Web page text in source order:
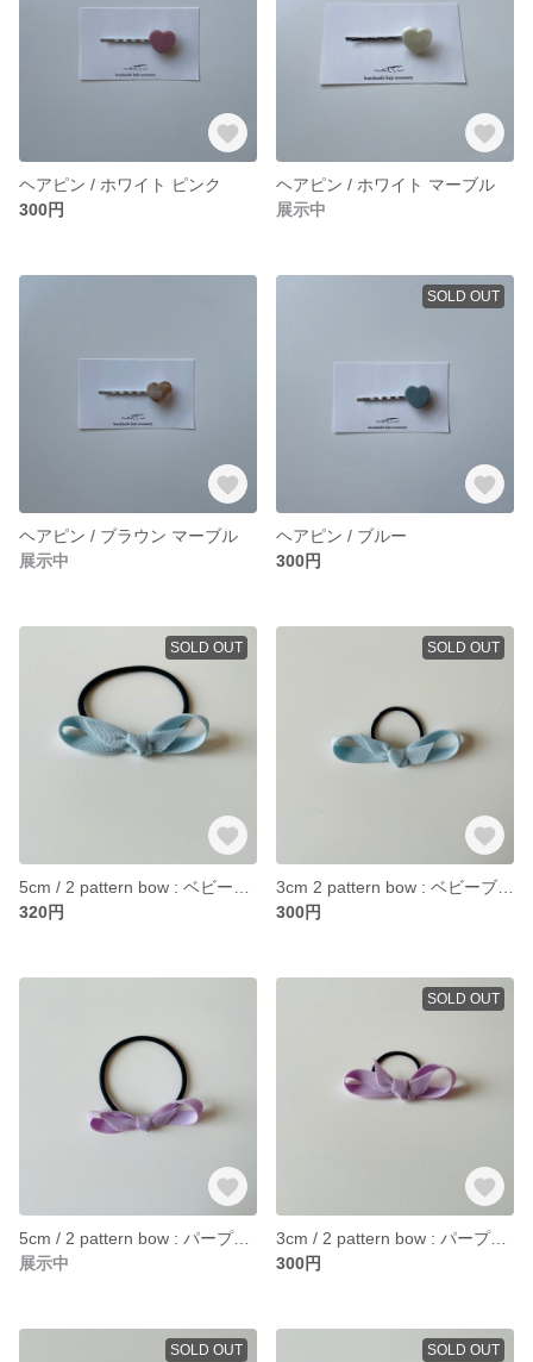
ヘアピン / ホワイト ピンク
300円
ヘアピン / ホワイト マーブル
展示中
ヘアピン / ブラウン マーブル
展示中
SOLD OUT
ヘアピン / ブルー
300円
SOLD OUT
320円
SOLD OUT
300円
5cm / 2 pattern bow : パープル ヘアゴム
展示中
SOLD OUT
3cm / 2 pattern bow : パープル ヘアゴム
300円
SOLD OUT SOLD OUT